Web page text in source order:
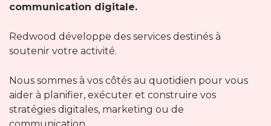
communication digitale.
Redwood développe des services destinés à
soutenir votre activité.
Nous sommes à vos côtés au quotidien pour vous
aider à planifier, exécuter et construire vos
stratégies digitales, marketing ou de